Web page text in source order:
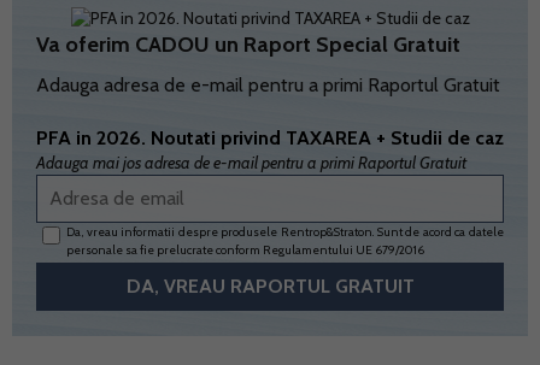
Va oferim CADOU un Raport Special Gratuit
Adauga adresa de e-mail pentru a primi Raportul Gratuit
PFA in 2026. Noutati privind TAXAREA + Studii de caz
Adauga mai jos adresa de e-mail pentru a primi Raportul Gratuit
Da, vreau informatii despre produsele Rentrop&Straton. Sunt de acord ca datele
personale sa fie prelucrate conform Regulamentului UE 679/2016